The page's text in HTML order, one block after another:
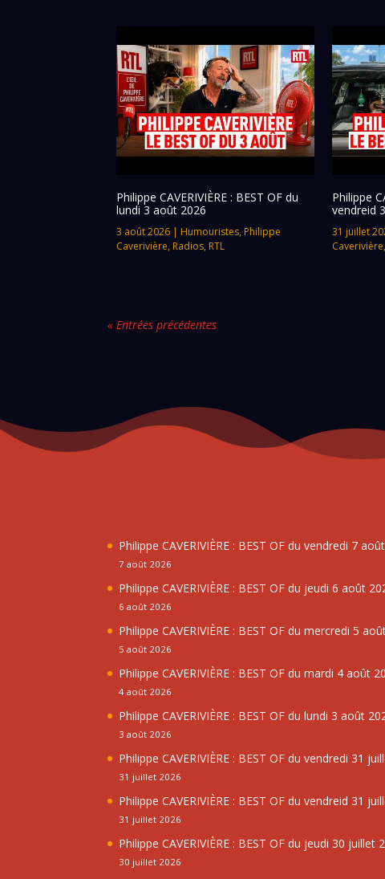
Philippe CAVERIVIÈRE : BEST OF du
lundi 3 août 2026
3 août 2026 | Humouristes, Philippe
Caverivière, Radios, RTL
Philippe
vendreid
31 juillet
Caverivière,
« Entrées précédentes
Philippe CAVERIVIÈRE : BEST OF du vendredi 7
7 août 2026
Philippe CAVERIVIÈRE : BEST OF du jeudi 6 août
6 août 2026
Philippe CAVERIVIÈRE : BEST OF du mercredi 5
5 août 2026
Philippe CAVERIVIÈRE : BEST OF du mardi 4 août
4 août 2026
Philippe CAVERIVIÈRE : BEST OF du lundi 3 août
3 août 2026
Philippe CAVERIVIÈRE : BEST OF du vendredi 31
31 juillet 2026
Philippe CAVERIVIÈRE : BEST OF du vendreid 31
31 juillet 2026
Philippe CAVERIVIÈRE : BEST OF du jeudi 30 juillet
30 juillet 2026